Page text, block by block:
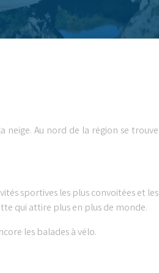
Au nord de la région se
sportives les plus convoitées et
qui attire plus en plus de monde.
les balades à vélo.